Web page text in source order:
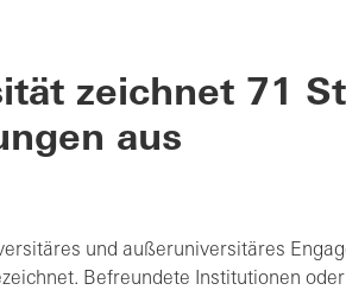
zeichnet 71
aus
und außeruniversitäres
Befreundete Institutionen